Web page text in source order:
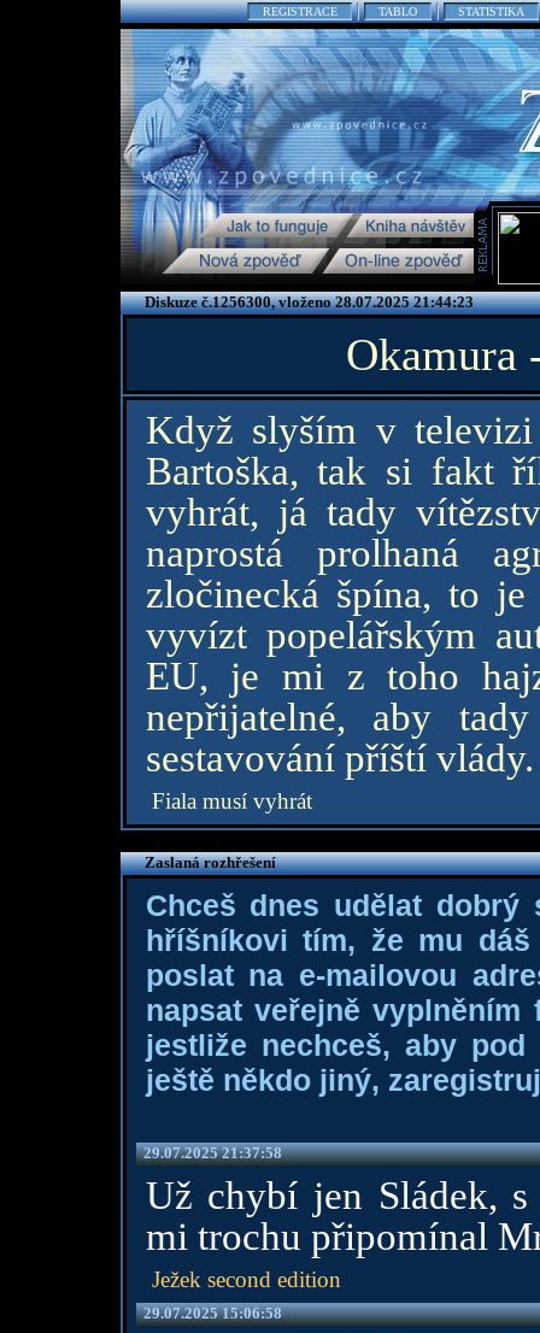
REGISTRACE TABLO STATISTIKA
Diskuze č.1256300, vloženo 28.07.2025 21:44:23
Okamura
Když slyším v
Bartoška, tak si fakt
vyhrát, já tady
naprostá prolhaná
zločinecká špína, to
vyvízt popelářským
EU, je mi z toho
nepřijatelné, aby
sestavování příští vlády.
Fiala musí vyhrát
Zaslaná rozhřešení
Chceš dnes udělat dobrý
hříšníkovi tím, že mu
poslat na e-mailovou
napsat veřejně
jestliže nechceš, aby
ještě někdo jiný,
29.07.2025 21:37:58
Už chybí jen Sládek,
mi trochu připomínal
Ježek second edition
29.07.2025 15:06:58